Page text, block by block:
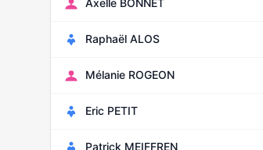
Axelle BONNET
Raphaël ALOS
Mélanie ROGEON
Eric PETIT
Patrick MEIFFREN